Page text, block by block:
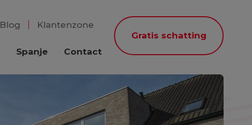
Blog Klantenzone
Spanje Contact
Gratis schatting